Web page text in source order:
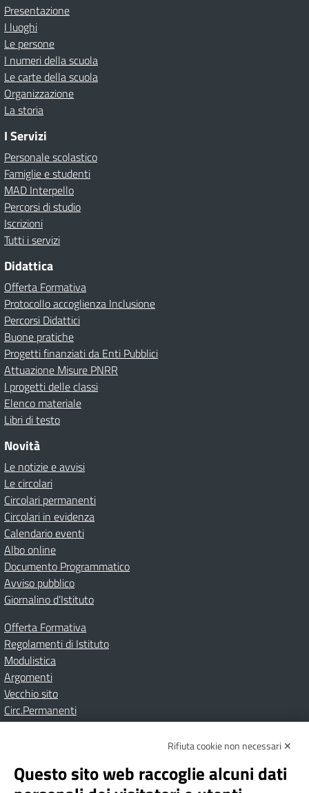
Presentazione
I luoghi
Le persone
I numeri della scuola
Le carte della scuola
Organizzazione
La storia
I Servizi
Personale scolastico
Famiglie e studenti
MAD Interpello
Percorsi di studio
Iscrizioni
Tutti i servizi
Didattica
Offerta Formativa
Protocollo accoglienza Inclusione
Percorsi Didattici
Buone pratiche
Progetti finanziati da Enti Pubblici
Attuazione Misure PNRR
I progetti delle classi
Elenco materiale
Libri di testo
Novità
Le notizie e avvisi
Le circolari
Circolari permanenti
Circolari in evidenza
Calendario eventi
Albo online
Documento Programmatico
Avviso pubblico
Giornalino d’Istituto
Offerta Formativa
Regolamenti di Istituto
Modulistica
Argomenti
Vecchio sito
Circ.Permanenti
Albo onlinePrivacy Policy
Dichiarazione di accessibilità
Note Legali
Rifiuta cookie non necessari ✕
Questo sito web raccoglie alcuni dati